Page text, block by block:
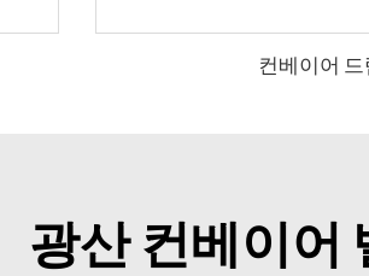
컨베이어 드
광산 컨베이어